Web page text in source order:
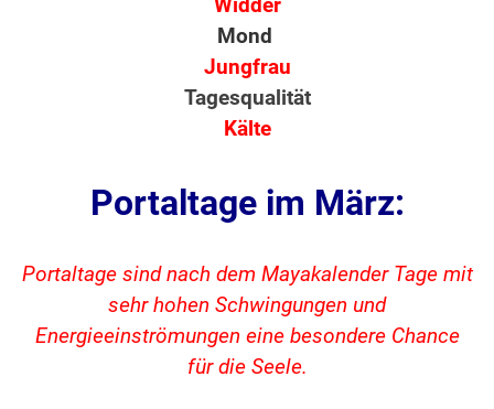
Widder
Mond
Jungfrau
Tagesqualität
Kälte
Portaltage im März:
Portaltage sind nach dem Mayakalender Tage mit
sehr hohen Schwingungen und
Energieeinströmungen eine besondere Chance
für die Seele.